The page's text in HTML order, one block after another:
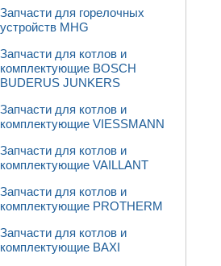
Запчасти для горелочных
устройств MHG
Запчасти для котлов и
комплектующие BOSCH
BUDERUS JUNKERS
Запчасти для котлов и
комплектующие VIESSMANN
Запчасти для котлов и
комплектующие VAILLANT
Запчасти для котлов и
комплектующие PROTHERM
Запчасти для котлов и
комплектующие BAXI